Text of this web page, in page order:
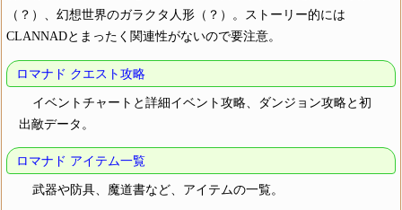
（？）、幻想世界のガラクタ人形（？）。ストーリー的には
CLANNADとまったく関連性がないので要注意。
ロマナド クエスト攻略
イベントチャートと詳細イベント攻略、ダンジョン攻略と初
出敵データ。
ロマナド アイテム一覧
武器や防具、魔道書など、アイテムの一覧。